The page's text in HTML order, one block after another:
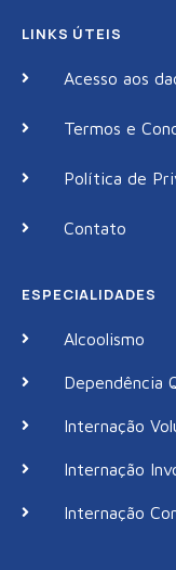
LINKS ÚTEIS
Acesso aos
Termos e
Política de
Contato
ESPECIALIDADES
Alcoolismo
Dependência
Internação
Internação
Internação